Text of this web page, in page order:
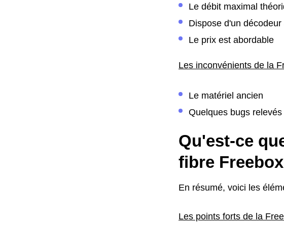
Le débit maximal
Dispose d'un décodeur
Le prix est abordable
Les inconvénients de la
Le matériel ancien
Quelques bugs relevés
Qu'est-ce
fibre
En résumé, voici les
Les points forts de la